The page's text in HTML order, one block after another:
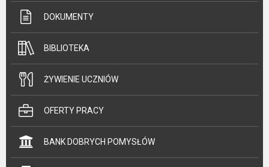
DOKUMENTY
BIBLIOTEKA
ŻYWIENIE UCZNIÓW
OFERTY PRACY
BANK DOBRYCH POMYSŁÓW